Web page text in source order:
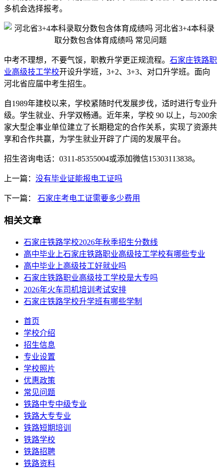
多机会选择报考。
中考不理想，不要气馁，职教升学更正规流程。 石家庄铁路职
业高级技工学校开设升学班，3+2、3+3、对口升学班。面向
河北省应届中考生招生。
自1989年建校以来，学校紧随时代发展步伐，适时进行专业升
级。学生就业、升学双畅通。近年来，学校 90 以上，与200余
家大型企事业单位建立了长期稳定的合作关系，实现了资源共
享和合作共赢，为学生就业开辟了广阔的发展平台。
招生咨询电话：0311-85355004或添加微信15303113838。
上一篇： 没有毕业证能报电工证吗
下一篇： 石家庄考电工证需要多少费用
相关文章
石家庄铁路学校2026年秋季招生分数线
高中毕业上石家庄铁路职业高级技工学校有哪些专业
高中毕业上高级技工好就业吗
石家庄铁路职业高级技工学校是大专吗
2026年火车司机培训考试安排
石家庄铁路学校升学班有哪些学制
首页
学校介绍
招生信息
专业设置
学校照片
优惠政策
常见问题
铁路中专中级专业
铁路大专专业
铁路短期培训
铁路学校
铁路招聘
铁路资料